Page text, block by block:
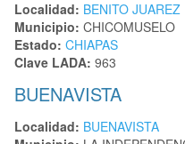
Localidad: BENITO JUAREZ
Municipio: CHICOMUSELO
Estado: CHIAPAS
Clave LADA: 963
BUENAVISTA
Localidad: BUENAVISTA